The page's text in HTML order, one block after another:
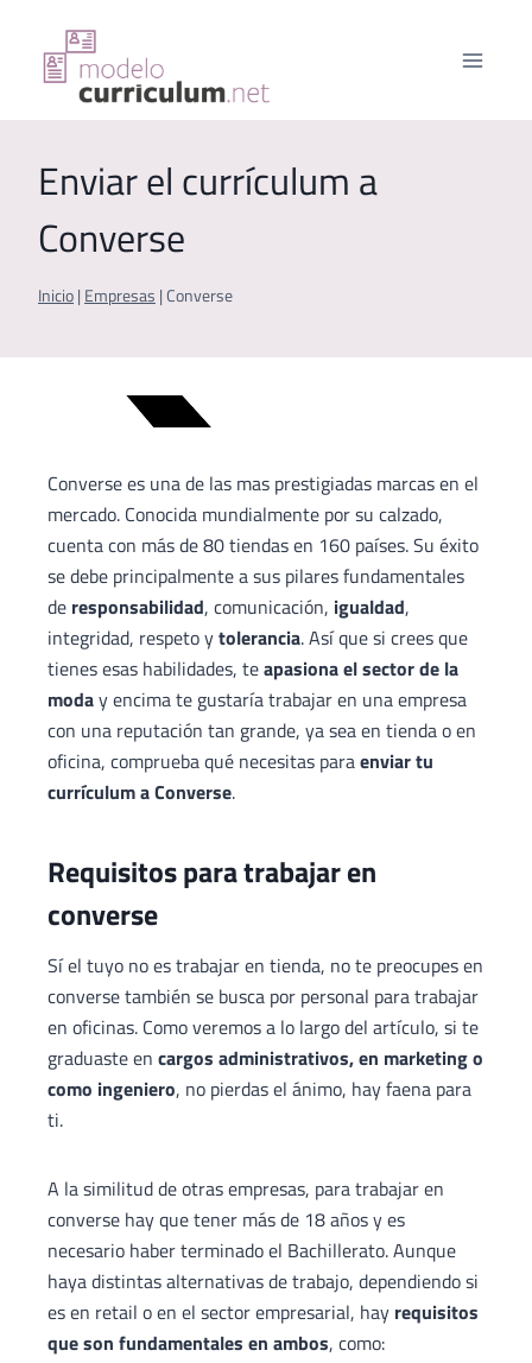
contenido
Enviar el currículum a
Converse
Inicio | Empresas | Converse
Converse es una de las mas prestigiadas marcas en el
mercado. Conocida mundialmente por su calzado,
cuenta con más de 80 tiendas en 160 países. Su éxito
se debe principalmente a sus pilares fundamentales
de responsabilidad, comunicación, igualdad,
integridad, respeto ytolerancia. Así que si crees que
tienes esas habilidades, teapasiona el sector de la
moday encima te gustaría trabajar en una empresa
con una reputación tan grande, ya sea en tienda o en
oficina, comprueba qué necesitas paraenviar tu
currículum a Converse.
Requisitos para trabajar en
converse
Sí el tuyo no es trabajar en tienda, no te preocupes en
converse también se busca por personal para trabajar
en oficinas. Como veremos a lo largo del artículo, si te
graduaste en cargos administrativos, en marketing o
como ingeniero, no pierdas el ánimo, hay faena para
ti.
A la similitud de otras empresas, para trabajar en
converse hay que tener más de 18 años y es
necesario haber terminado el Bachillerato. Aunque
haya distintas alternativas de trabajo, dependiendo si
es en retail o en el sector empresarial, hay requisitos
que son fundamentales en ambos, como: